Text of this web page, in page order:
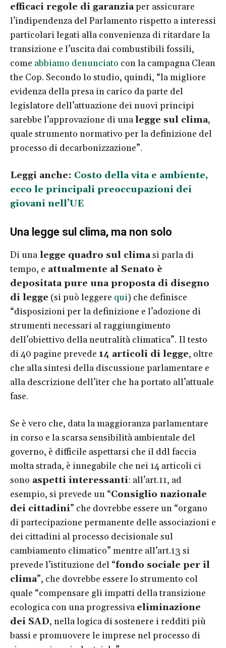
efficaci regole di garanziaper assicurare
l’indipendenza del Parlamento rispetto a interessi
particolari legati alla convenienza di ritardare la
transizione e l’uscita dai combustibili fossili,
come abbiamo denunciato con la campagna Clean
the Cop. Secondo lo studio, quindi, “la migliore
evidenza della presa in carico da parte del
legislatore dell’attuazione dei nuovi principi
sarebbe l’approvazione di unalegge sul clima,
quale strumento normativo per la definizione del
processo di decarbonizzazione”.
Leggi anche: Costo della vita e ambiente,
ecco le principali preoccupazioni dei
giovani nell’UE
Una legge sul clima, ma non solo
Di una legge quadro sul climasi parla di
tempo, e attualmente al Senato è
depositata pure una proposta di disegno
di legge (si può leggere qui) che definisce
“disposizioni per la definizione e l’adozione di
strumenti necessari al raggiungimento
dell’obiettivo della neutralità climatica”. Il testo
di 40 pagine prevede 14 articoli di legge, oltre
che alla sintesi della discussione parlamentare e
alla descrizione dell’iter che ha portato all’attuale
fase.
Se è vero che, data la maggioranza parlamentare
in corso e la scarsa sensibilità ambientale del
governo, è difficile aspettarsi che il ddl faccia
molta strada, è innegabile che nei 14 articoli ci
sono aspetti interessanti: all’art.11, ad
esempio, si prevede un “Consiglio nazionale
dei cittadini” che dovrebbe essere un “organo
di partecipazione permanente delle associazioni e
dei cittadini al processo decisionale sul
cambiamento climatico” mentre all’art.13 si
prevede l’istituzione del “fondo sociale per il
clima”, che dovrebbe essere lo strumento col
quale “compensare gli impatti della transizione
ecologica con una progressiva eliminazione
dei SAD, nella logica di sostenere i redditi più
bassi e promuovere le imprese nel processo di